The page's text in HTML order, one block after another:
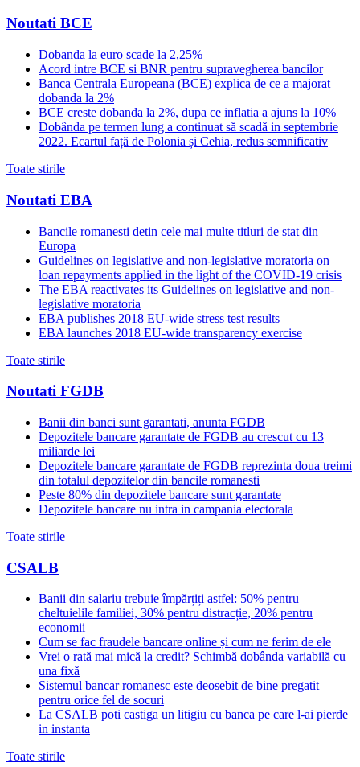
Noutati BCE
Dobanda la euro scade la 2,25%
Acord intre BCE si BNR pentru supravegherea bancilor
Banca Centrala Europeana (BCE) explica de ce a majorat
dobanda la 2%
BCE creste dobanda la 2%, dupa ce inflatia a ajuns la 10%
Dobânda pe termen lung a continuat să scadă in septembrie
2022. Ecartul față de Polonia și Cehia, redus semnificativ
Toate stirile
Noutati EBA
Bancile romanesti detin cele mai multe titluri de stat din
Europa
Guidelines on legislative and non-legislative moratoria on
loan repayments applied in the light of the COVID-19 crisis
The EBA reactivates its Guidelines on legislative and non-
legislative moratoria
EBA publishes 2018 EU-wide stress test results
EBA launches 2018 EU-wide transparency exercise
Toate stirile
Noutati FGDB
Banii din banci sunt garantati, anunta FGDB
Depozitele bancare garantate de FGDB au crescut cu 13
miliarde lei
Depozitele bancare garantate de FGDB reprezinta doua treimi
din totalul depozitelor din bancile romanesti
Peste 80% din depozitele bancare sunt garantate
Depozitele bancare nu intra in campania electorala
Toate stirile
CSALB
Banii din salariu trebuie împărțiți astfel: 50% pentru
cheltuielile familiei, 30% pentru distracție, 20% pentru
economii
Cum se fac fraudele bancare online și cum ne ferim de ele
Vrei o rată mai mică la credit? Schimbă dobânda variabilă cu
una fixă
Sistemul bancar romanesc este deosebit de bine pregatit
pentru orice fel de socuri
La CSALB poti castiga un litigiu cu banca pe care l-ai pierde
in instanta
Toate stirile